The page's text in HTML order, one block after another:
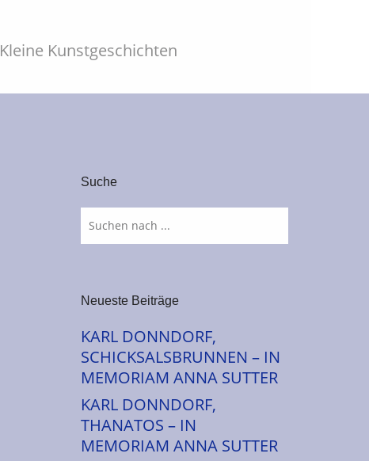
Kleine Kunstgeschichten
Suche
Neueste Beiträge
KARL DONNDORF,
SCHICKSALSBRUNNEN – IN
MEMORIAM ANNA SUTTER
KARL DONNDORF,
THANATOS – IN
MEMORIAM ANNA SUTTER